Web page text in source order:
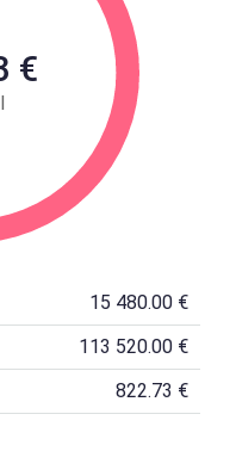
€
15 480.00 €
113 520.00 €
822.73 €